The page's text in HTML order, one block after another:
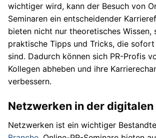
wichtiger wird, kann der Besuch von
Seminaren ein entscheidender
bieten nicht nur theoretisches Wissen,
praktische Tipps und Tricks, die
sind. Dadurch können sich PR-Profis
Kollegen abheben und ihre
verbessern.
Netzwerken in der digitalen
Netzwerken ist ein wichtiger